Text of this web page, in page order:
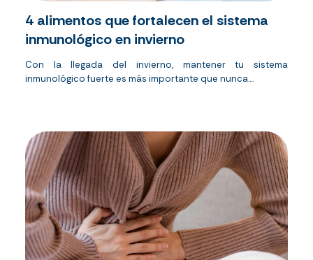
4 alimentos que fortalecen el sistema
inmunológico en invierno
Con la llegada del invierno, mantener tu sistema
inmunológico fuerte es más importante que nunca....